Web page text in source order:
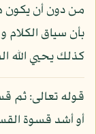
من دون أن يكون
بأن سياق الكلام
كذلك يحيي الله
قوله تعالى: ثم
أو أشد قسوة